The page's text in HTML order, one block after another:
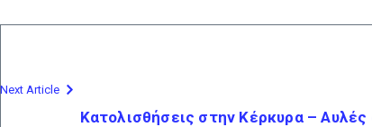
Next Article
Κατολισθήσεις στην Κέρκυρα – Αυλές